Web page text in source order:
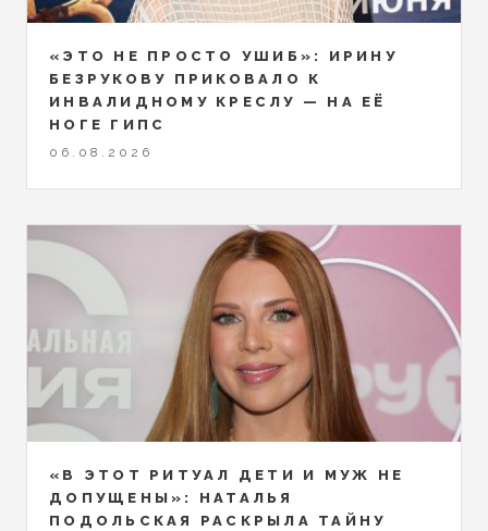
«ЭТО НЕ ПРОСТО УШИБ»: ИРИНУ
БЕЗРУКОВУ ПРИКОВАЛО К
ИНВАЛИДНОМУ КРЕСЛУ — НА ЕЁ
НОГЕ ГИПС
06.08.2026
«В ЭТОТ РИТУАЛ ДЕТИ И МУЖ НЕ
ДОПУЩЕНЫ»: НАТАЛЬЯ
ПОДОЛЬСКАЯ РАСКРЫЛА ТАЙНУ